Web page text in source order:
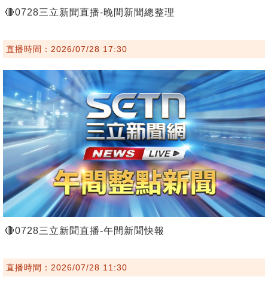
🔴0728三立新聞直播-晚間新聞總整理
直播時間：2026/07/28 17:30
🔴0728三立新聞直播-午間新聞快報
直播時間：2026/07/28 11:30